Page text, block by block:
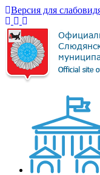
Версия для